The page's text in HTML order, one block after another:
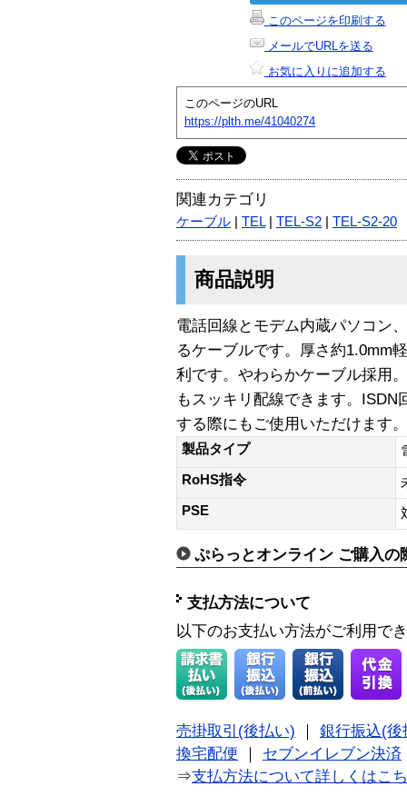
このページを印刷する
メールでURLを送る
お気に入りに追加する
このページのURL
https://plth.me/41040274
関連カテゴリ
ケーブル TEL| TEL-S2 TEL-S2-20
商品説明
電話回線とモデム内蔵パソコン
るケーブルです。厚さ約1.0mm
利です。やわらかケーブル採用
もスッキリ配線できます。ISDN
する際にもご使用いただけます。
製品タイプ
RoHS指令
PSE
ぷらっとオンライン ご購入の
支払方法について
以下のお支払い方法がご利用で
売掛取引(後払い)
銀行振込(後
換宅配便
セブンイレブン決済
⇒支払方法について詳しくはこ